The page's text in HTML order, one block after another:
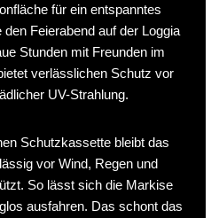
für ein entspanntes
Feierabend auf der Loggia
Stunden mit Freunden im
verlässlichen Schutz vor
UV-Strahlung.
Schutzkassette bleibt das
vor Wind, Regen und
So lässt sich die Markise
ausfahren. Das schont das